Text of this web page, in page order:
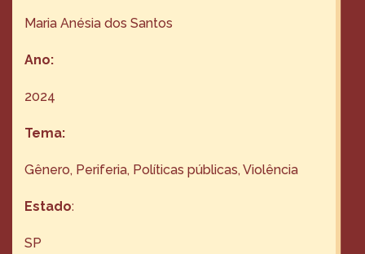
Maria Anésia dos Santos
Ano:
2024
Tema:
Gênero, Periferia, Políticas públicas, Violência
Estado:
SP